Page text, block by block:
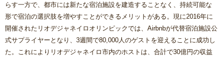
らす一方で、都市には新たな宿泊施設を建造することなく、持続可能な
形で宿泊の選択肢を増やすことができるメリットがある。現に2016年に
開催されたリオデジャネイロオリンピックでは、Airbnbが代替宿泊施設公
式サプライヤーとなり、3週間で80,000人のゲストを迎えることに成功し
た。これによりリオデジャネイロ市内のホストは、合計で30億円の収益